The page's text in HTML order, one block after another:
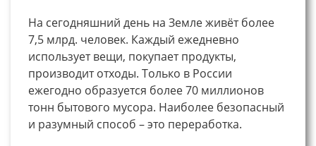
На сегодняшний день на Земле живёт более
7,5 млрд. человек. Каждый ежедневно
использует вещи, покупает продукты,
производит отходы. Только в России
ежегодно образуется более 70 миллионов
тонн бытового мусора. Наиболее безопасный
и разумный способ – это переработка.